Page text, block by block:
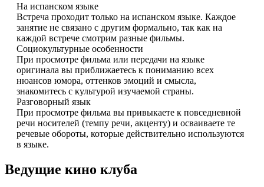
На испанском языке
Встреча проходит только на испанском языке. Каждое
занятие не связано с другим формально, так как на
каждой встрече смотрим разные фильмы.
Социокультурные особенности
При просмотре фильма или передачи на языке
оригинала вы приближаетесь к пониманию всех
нюансов юмора, оттенков эмоций и смысла,
знакомитесь с культурой изучаемой страны.
Разговорный язык
При просмотре фильма вы привыкаете к повседневной
речи носителей (темпу речи, акценту) и осваиваете те
речевые обороты, которые действительно используются
в языке.
Ведущие кино клуба